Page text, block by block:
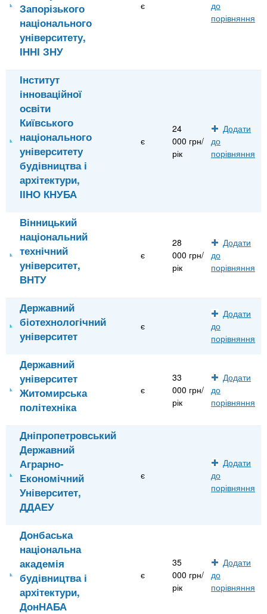
Запорізького
національного
університету,
ІННІ ЗНУ
є
до
порівняння
Інститут
інноваційної
освіти
Київського
національного
університету
будівництва і
архітектури,
ІІНО КНУБА
є
24
000 грн/
рік
Додати
до
порівняння
Вінницький
національний
технічний
університет,
ВНТУ
є
28
000 грн/
рік
Додати
до
порівняння
Державний
біотехнологічний
університет
є
Додати
до
порівняння
Державний
університет
Житомирська
політехніка
є
33
000 грн/
рік
Додати
до
порівняння
Дніпропетровський
Державний
Аграрно-
Економічний
Університет,
ДДАЕУ
є
Додати
до
порівняння
Донбаська
національна
академія
будівництва і
архітектури,
ДонНАБА
є
35
000 грн/
рік
Додати
до
порівняння